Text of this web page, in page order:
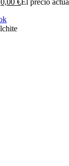
0,00 €El precio